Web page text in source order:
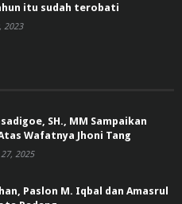
itu sudah terobati
2023
SH., MM Sampaikan
Wafatnya Jhoni Tang
2025
Paslon M. Iqbal dan Amasrul